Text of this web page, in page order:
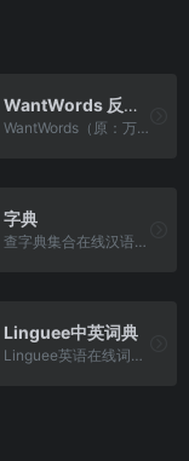
WantWords 反向词典
WantWords（原：万词王）是唯一支持中文及中英跨语言查询的反向词典系统，可以通过描述意思来查找词语。WantWords基于最先进的人工智能和自然语言处理算法实现，由清华大学自然语言处理实验室出品。
字典
查字典集合在线汉语字典,包括汉语词典,成语词典,英语词典等在线查询工具,是学生查询学习资料的好帮手。
Linguee中英词典
Linguee英语在线词典附带数亿条译文例句。互译语言：中文，英语